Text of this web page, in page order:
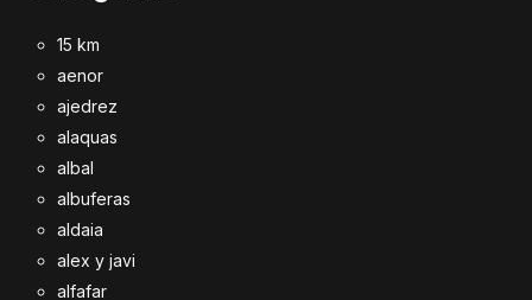
15 km
aenor
ajedrez
alaquas
albal
albuferas
aldaia
alex y javi
alfafar